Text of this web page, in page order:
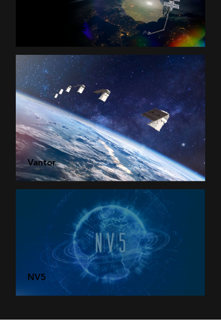
Capella Space
Vantor
NV5